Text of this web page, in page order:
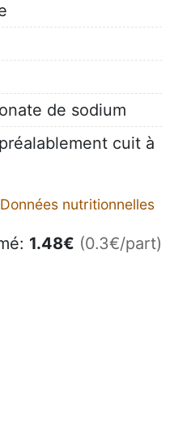
de sodium
préalablement cuit à
Données nutritionnelles
1.48€ (0.3€/part)